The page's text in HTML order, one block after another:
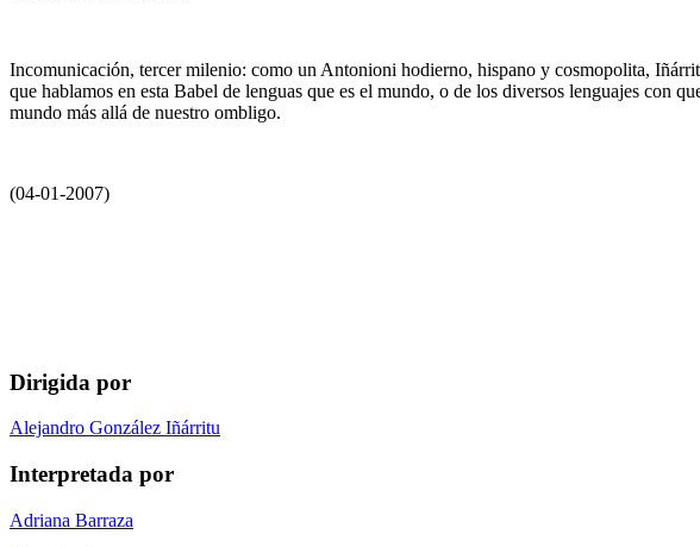
Incomunicación, tercer milenio: como un Antonioni hodierno, hispano y cosmopolita,
que hablamos en esta Babel de lenguas que es el mundo, o de los diversos lenguajes con
mundo más allá de nuestro ombligo.
(04-01-2007)
Dirigida por
Alejandro González Iñárritu
Interpretada por
Adriana Barraza